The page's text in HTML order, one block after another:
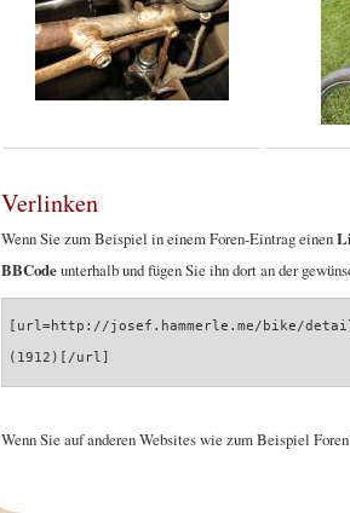
Verlinken
Wenn Sie zum Beispiel in einem Foren-Eintrag einen
BBCodeunterhalb und fügen Sie ihn dort an der
[url=http://josef.hammerle.me/bike/
(1912)[/url]
Wenn Sie auf anderen Websites wie zum Beispiel Foren